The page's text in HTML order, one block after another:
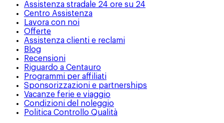
Assistenza stradale 24 ore su 24
Centro Assistenza
Lavora con noi
Offerte
Assistenza clienti e reclami
Blog
Recensioni
Riguardo a Centauro
Programmi per affiliati
Sponsorizzazioni e partnerships
Vacanze ferie e viaggio
Condizioni del noleggio
Politica Controllo Qualità